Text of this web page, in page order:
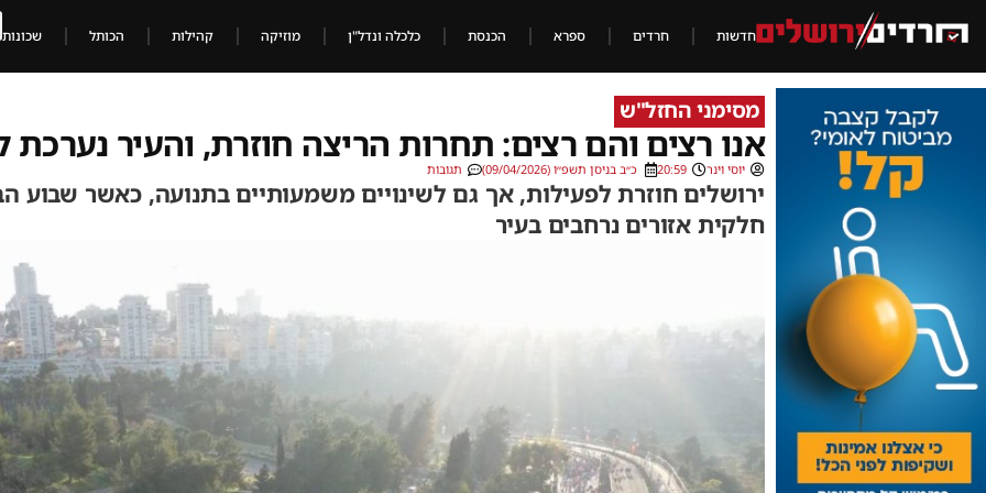
חדשות חרדים ספרא הכנסת כלכלה ונדל"ן מוזיקה קהילות הכותל שכונות
מסימני החזל"ש
אנו רצים והם רצים: תחרות הריצה חוזרת, והעיר נערכת
יוסי וינר 20:59 כ״ב בניסן תשפ״ו (09/04/2026) תגובות
ירושלים חוזרת לפעילות, אך גם לשינויים משמעותיים בתנועה, כאשר שבוע
חלקית אזורים נרחבים בעיר